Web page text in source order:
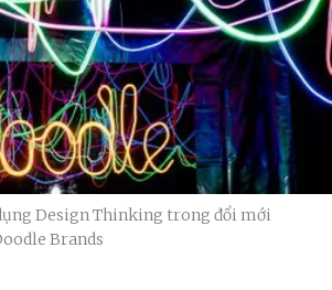
Design Thinking trong đổi mới
Brands